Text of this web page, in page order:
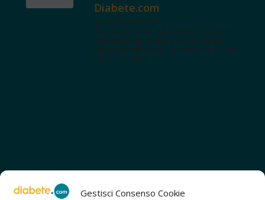
Gestisci Consenso Cookie
Diabete.com
www.diabete.com
Tanti contenuti autorevoli e un'area
interattiva dedicata a te con spazi
educazionali e test. Iscriviti alla NL per
tutte le novità!